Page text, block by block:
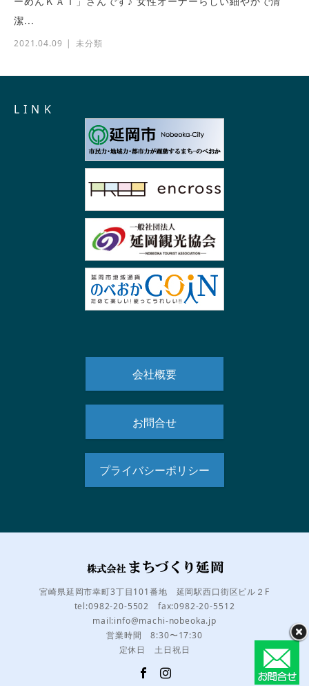
潔...
2021.04.09 未分類
L I N K
会社概要
お問合せ
プライバシーポリシー
宮崎県延岡市幸町3丁目101番地 延岡駅西口街区ビル２F
tel:0982-20-5502 fax:0982-20-5512
mail:info@machi-nobeoka.jp
営業時間 8:30〜17:30
定休日 土日祝日